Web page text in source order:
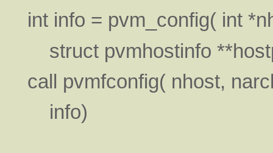
int info = pvm_config( int
struct pvmhostinfo
call pvmfconfig( nhost,
info)